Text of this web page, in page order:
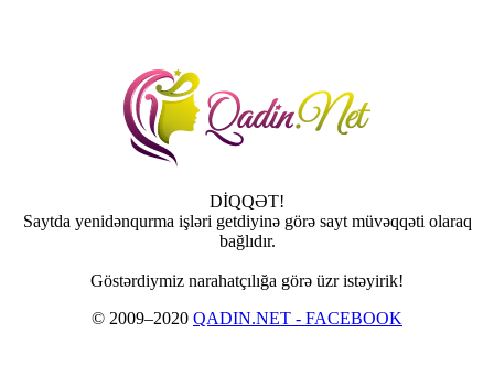
DİQQƏT!
Saytda yenidənqurma işləri getdiyinə görə sayt müvəqqəti olaraq
bağlıdır.
Göstərdiymiz narahatçılığa görə üzr istəyirik!
© 2009–2020 QADIN.NET - FACEBOOK